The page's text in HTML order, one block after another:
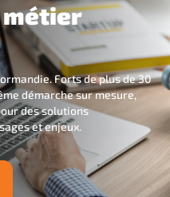
métier
Forts de plus de 30
démarche sur mesure,
des solutions
et enjeux.